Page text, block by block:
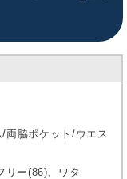
両脇ポケット/ウエス
リー(86)、ワタ